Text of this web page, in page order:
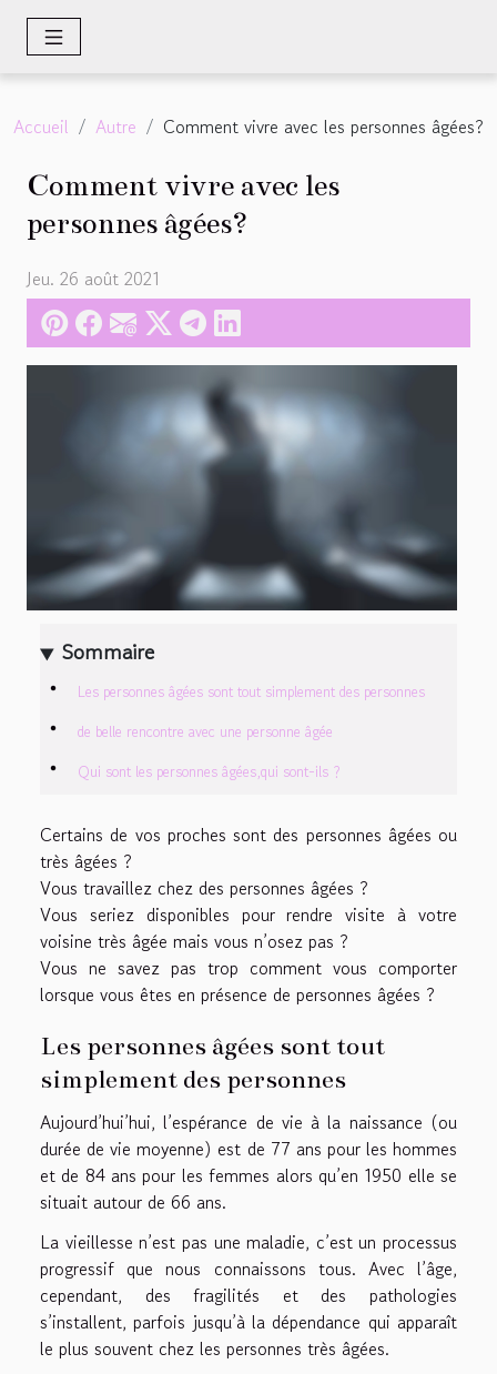
Accueil Autre Comment vivre avec les personnes âgées?
Comment vivre avec les
personnes âgées?
Jeu. 26 août 2021
Sommaire
Les personnes âgées sont tout simplement des personnes
de belle rencontre avec une personne âgée
Qui sont les personnes âgées,qui sont-ils ?
Certains de vos proches sont des personnes âgées ou
très âgées ?
Vous travaillez chez des personnes âgées ?
Vous seriez disponibles pour rendre visite à votre
voisine très âgée mais vous n’osez pas ?
Vous ne savez pas trop comment vous comporter
lorsque vous êtes en présence de personnes âgées ?
Les personnes âgées sont tout
simplement des personnes
Aujourd’hui’hui, l’espérance de vie à la naissance (ou
durée de vie moyenne) est de 77 ans pour les hommes
et de 84 ans pour les femmes alors qu’en 1950 elle se
situait autour de 66 ans.
La vieillesse n’est pas une maladie, c’est un processus
progressif que nous connaissons tous. Avec l’âge,
cependant, des fragilités et des pathologies
s’installent, parfois jusqu’à la dépendance qui apparaît
le plus souvent chez les personnes très âgées.